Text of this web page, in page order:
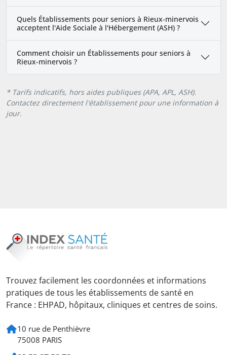
Quels Établissements pour seniors à Rieux-minervois
acceptent l'Aide Sociale à l'Hébergement (ASH) ?
Comment choisir un Établissements pour seniors à
Rieux-minervois ?
* Tarifs indicatifs, hors aides publiques (APA, APL, ASH).
Contactez directement l'établissement pour une information à
jour.
Trouvez facilement les coordonnées et informations
pratiques de tous les établissements de santé en
France : EHPAD, hôpitaux, cliniques et centres de soins.
10 rue de Penthièvre
75008 PARIS